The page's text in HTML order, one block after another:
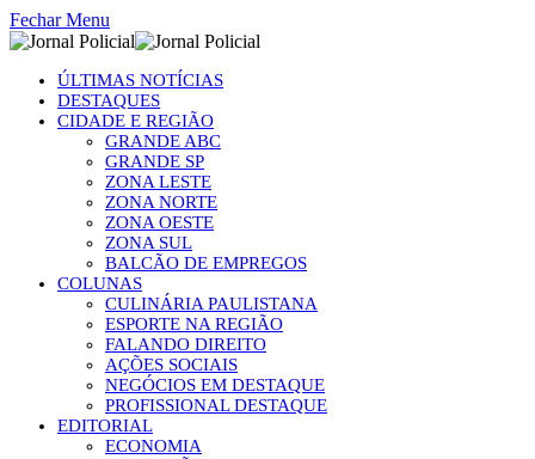
Fechar Menu
ÚLTIMAS NOTÍCIAS
DESTAQUES
CIDADE E REGIÃO
GRANDE ABC
GRANDE SP
ZONA LESTE
ZONA NORTE
ZONA OESTE
ZONA SUL
BALCÃO DE EMPREGOS
COLUNAS
CULINÁRIA PAULISTANA
ESPORTE NA REGIÃO
FALANDO DIREITO
AÇÕES SOCIAIS
NEGÓCIOS EM DESTAQUE
PROFISSIONAL DESTAQUE
EDITORIAL
ECONOMIA